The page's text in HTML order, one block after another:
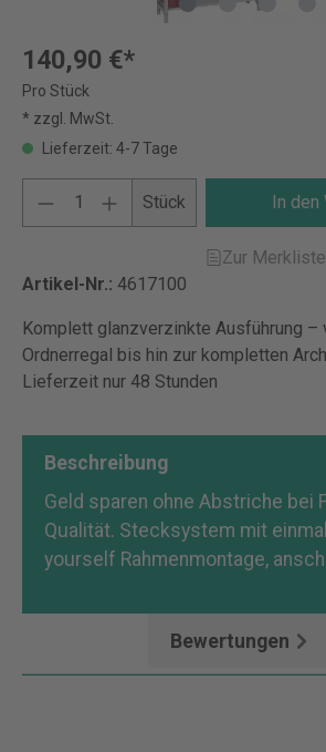
140,90 €*
Pro Stück
* zzgl. MwSt.
Lieferzeit: 4-7 Tage
Stück In den
Zur
Artikel-Nr.: 4617100
Komplett glanzverzinkte Ausführung –
Ordnerregal bis hin zur kompletten
Lieferzeit nur 48 Stunden
Beschreibung
Geld sparen ohne Abstriche bei
Qualität. Stecksystem mit
yourself Rahmenmontage,
Bewertungen